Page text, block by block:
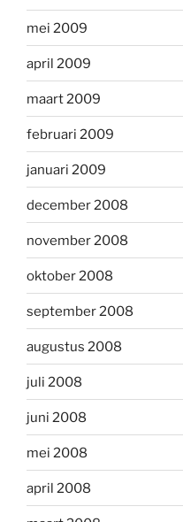
mei 2009
april 2009
maart 2009
februari 2009
januari 2009
december 2008
november 2008
oktober 2008
september 2008
augustus 2008
juli 2008
juni 2008
mei 2008
april 2008